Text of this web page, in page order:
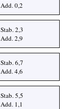
Add. 0,2
Stab. 2,3
Add. 2,9
Stab. 6,7
Add. 4,6
Stab. 5,5
Add. 1,1